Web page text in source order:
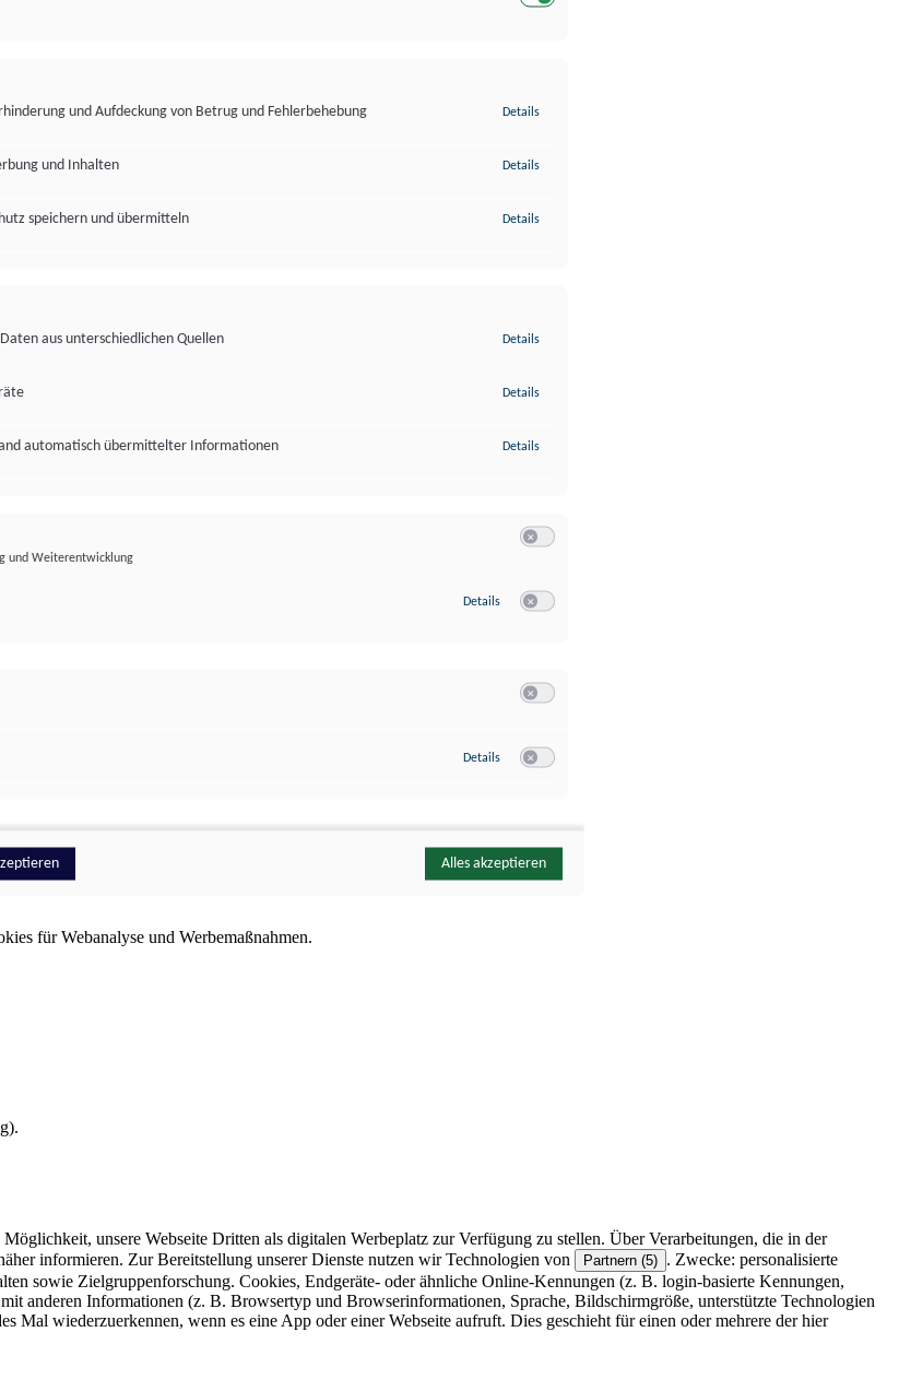
für Webanalyse und Werbemaßnahmen.
unsere Webseite Dritten als digitalen Werbeplatz zur Verfügung zu stellen. Über Verarbeitungen, die in der
informieren. Zur Bereitstellung unserer Dienste nutzen wir Technologien von Partnern (5) . Zwecke: personalisierte
sowie Zielgruppenforschung. Cookies, Endgeräte- oder ähnliche Online-Kennungen (z. B. login-basierte Kennungen,
anderen Informationen (z. B. Browsertyp und Browserinformationen, Sprache, Bildschirmgröße, unterstützte Technologien
Mal wiederzuerkennen, wenn es eine App oder einer Webseite aufruft. Dies geschieht für einen oder mehrere der hier
und Aufdeckung von Betrug und Fehlerbehebung
Details
und Inhalten Details
speichern und übermitteln Details
aus unterschiedlichen Quellen
Details
Details
automatisch übermittelter Informationen Details
und Weiterentwicklung
Details zu Google Analytics
Details zu YouTube
Alles akzeptieren